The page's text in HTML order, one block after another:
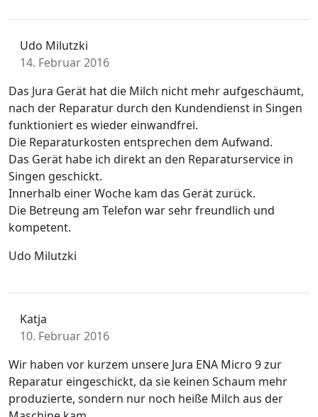
Udo Milutzki
14. Februar 2016
Das Jura Gerät hat die Milch nicht mehr aufgeschäumt,
nach der Reparatur durch den Kundendienst in Singen
funktioniert es wieder einwandfrei.
Die Reparaturkosten entsprechen dem Aufwand.
Das Gerät habe ich direkt an den Reparaturservice in
Singen geschickt.
Innerhalb einer Woche kam das Gerät zurück.
Die Betreung am Telefon war sehr freundlich und
kompetent.
Udo Milutzki
Katja
10. Februar 2016
Wir haben vor kurzem unsere Jura ENA Micro 9 zur
Reparatur eingeschickt, da sie keinen Schaum mehr
produzierte, sondern nur noch heiße Milch aus der